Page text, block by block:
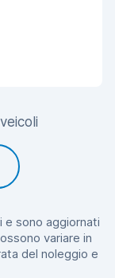
e sono aggiornati
variare in
del noleggio e